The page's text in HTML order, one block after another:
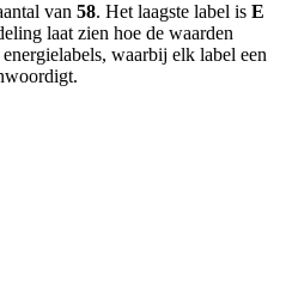
van 58. Het laagste label is E
laat zien hoe de waarden
waarbij elk label een